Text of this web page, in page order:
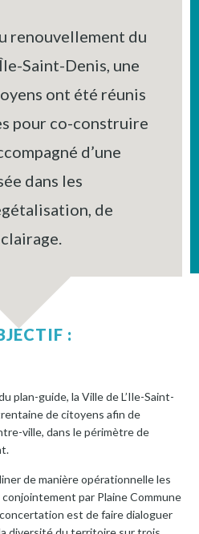
renouvellement du
Saint-Denis, une
ont été réunis
pour co-construire
d’une
dans les
de
:
plan-guide, la Ville de L’Ile-Saint-
de citoyens afin de
ville, dans le périmètre de
de manière opérationnelle les
par Plaine Commune
est de faire dialoguer